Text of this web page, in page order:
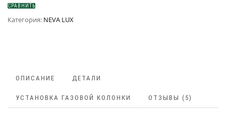
СРАВНИТЬ
Категория: NEVA LUX
ОПИСАНИЕ ДЕТАЛИ
УСТАНОВКА ГАЗОВОЙ КОЛОНКИ ОТЗЫВЫ (5)